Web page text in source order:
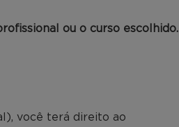
ou o curso escolhido.
você terá direito ao